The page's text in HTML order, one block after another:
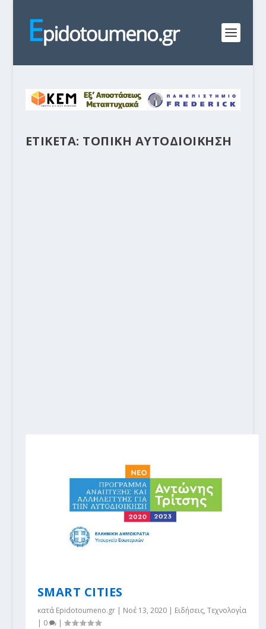
ΕΤΙΚΕΤΑ: ΤΟΠΙΚΗ ΑΥΤΟΔΙΟΙΚΗΣΗ
SMART CITIES
κατά Epidotoumeno.gr| Νοέ 13, 2020| Ειδήσεις, Τεχνολογία
| 0 |